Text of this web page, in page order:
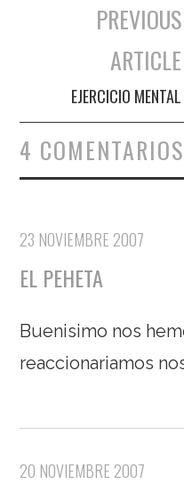
Navegación de
PREVIOUS
ARTICLE
EJERCICIO MENTAL
4 COMENTARIOS
23 NOVIEMBRE 2007
EL PEHETA
Buenisimo nos
reaccionariamos
20 NOVIEMBRE 2007